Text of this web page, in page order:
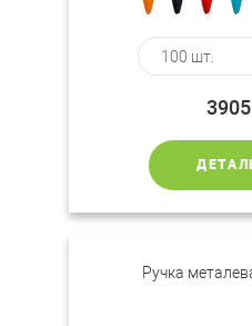
3905
Ручка